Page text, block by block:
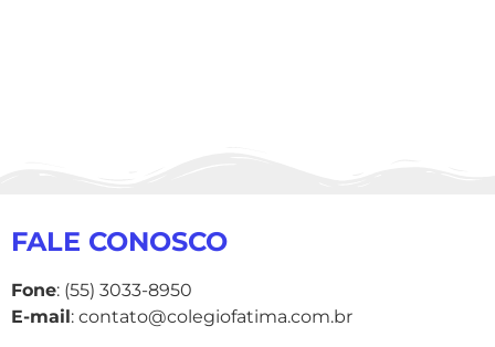
FALE CONOSCO
Fone: (55) 3033-8950
E-mail: contato@colegiofatima.com.br